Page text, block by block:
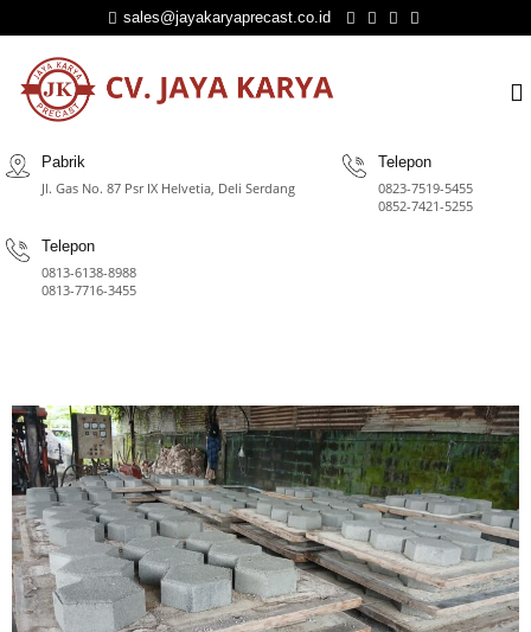
sales@jayakaryaprecast.co.id
Pabrik
Jl. Gas No. 87 Psr IX Helvetia, Deli Serdang
Telepon
0823-7519-5455
0852-7421-5255
Telepon
⁠0813-6138-8988
0813-7716-3455